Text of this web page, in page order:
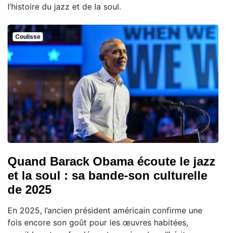
l’histoire du jazz et de la soul.
Coulisse
Quand Barack Obama écoute le jazz
et la soul : sa bande-son culturelle
de 2025
En 2025, l’ancien président américain confirme une
fois encore son goût pour les œuvres habitées,